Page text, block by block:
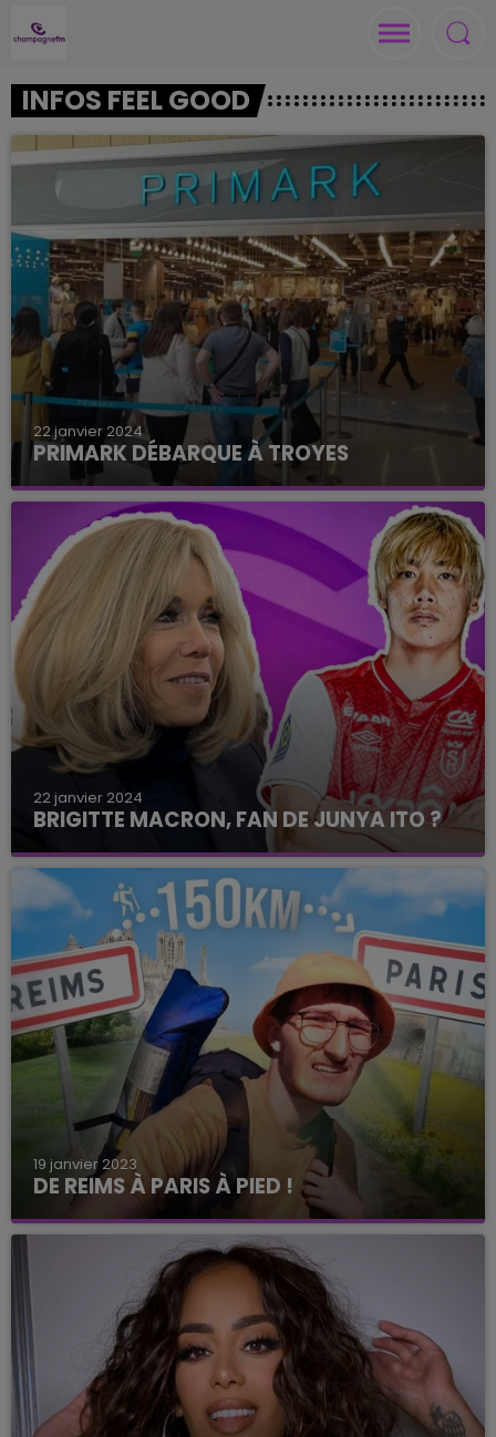
INFOS FEEL GOOD
22 janvier 2024
PRIMARK DÉBARQUE À TROYES
L’enseigne de vêtements à bas prix va s’installer
en plein centre-ville
22 janvier 2024
BRIGITTE MACRON, FAN DE JUNYA ITO ?
En visite au CHU de Reims vendredi 19 janvier en
compagnie de Didier Deschamps, Brigitte
Macron n'a pas échappé à quelques discussions
autour du football...
19 janvier 2023
DE REIMS À PARIS À PIED !
Durant l'été dernier deux étudiants rémois
s'étaient donnés le défi de se rendre à Paris à
pied. Une aventure visible sur YouTube depuis